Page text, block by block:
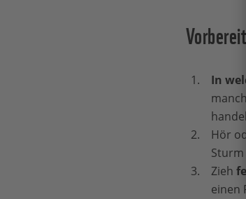
In
Hör
Sturm
Zieh
einen